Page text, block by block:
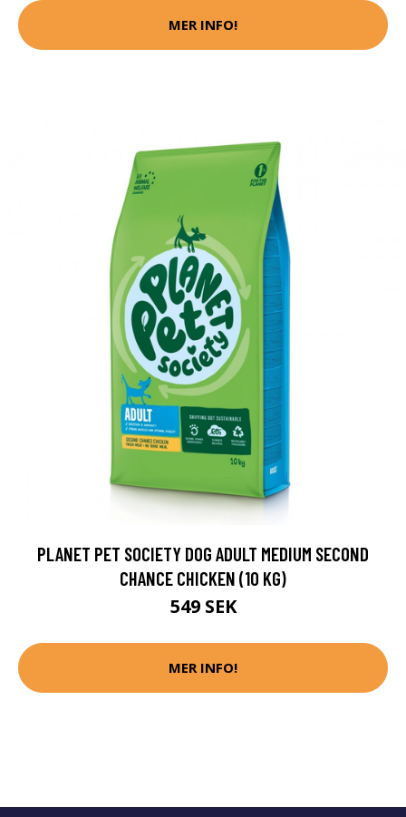
MER INFO!
PLANET PET SOCIETY DOG ADULT MEDIUM SECOND
CHANCE CHICKEN (10 KG)
549 SEK
MER INFO!